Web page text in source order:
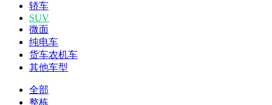
轿车
SUV
微面
纯电车
货车农机车
其他车型
全部
整栋